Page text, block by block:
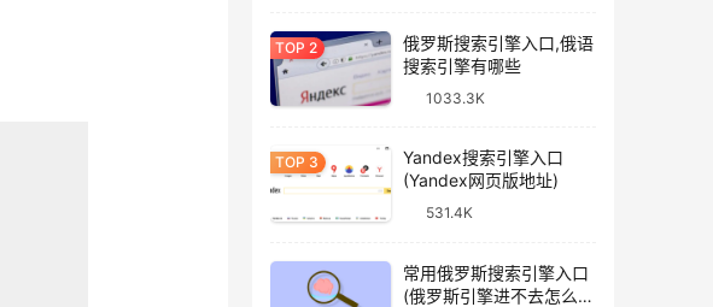
俄罗斯搜索引擎入口,俄语
搜索引擎有哪些
1033.3K
Yandex搜索引擎入口
(Yandex网页版地址)
531.4K
常用俄罗斯搜索引擎入口
(俄罗斯引擎进不去怎么